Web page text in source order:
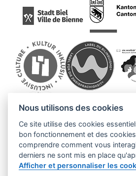
Nous utilisons des cookies
Ce site utilise des cookies
bon fonctionnement et des
comprendre comment vous
derniers ne sont mis en place
Afficher et personnaliser les